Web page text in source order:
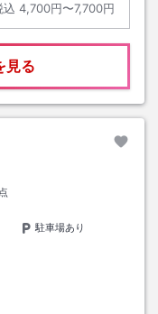
込 4,700円〜7,700円
見る
駐車場あり